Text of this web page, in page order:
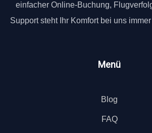
einfacher Online-Buchung,
Support steht Ihr Komfort bei uns
Menü
Blog
FAQ